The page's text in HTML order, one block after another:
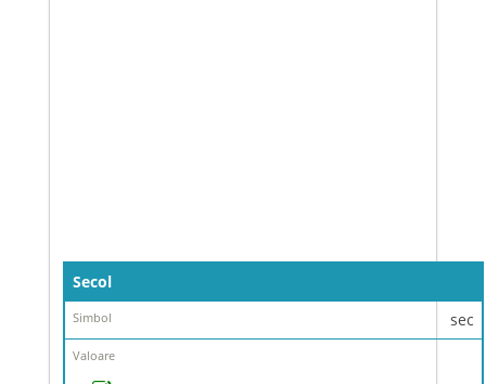
Denumire
Simbol
Valoare
Secol
sec